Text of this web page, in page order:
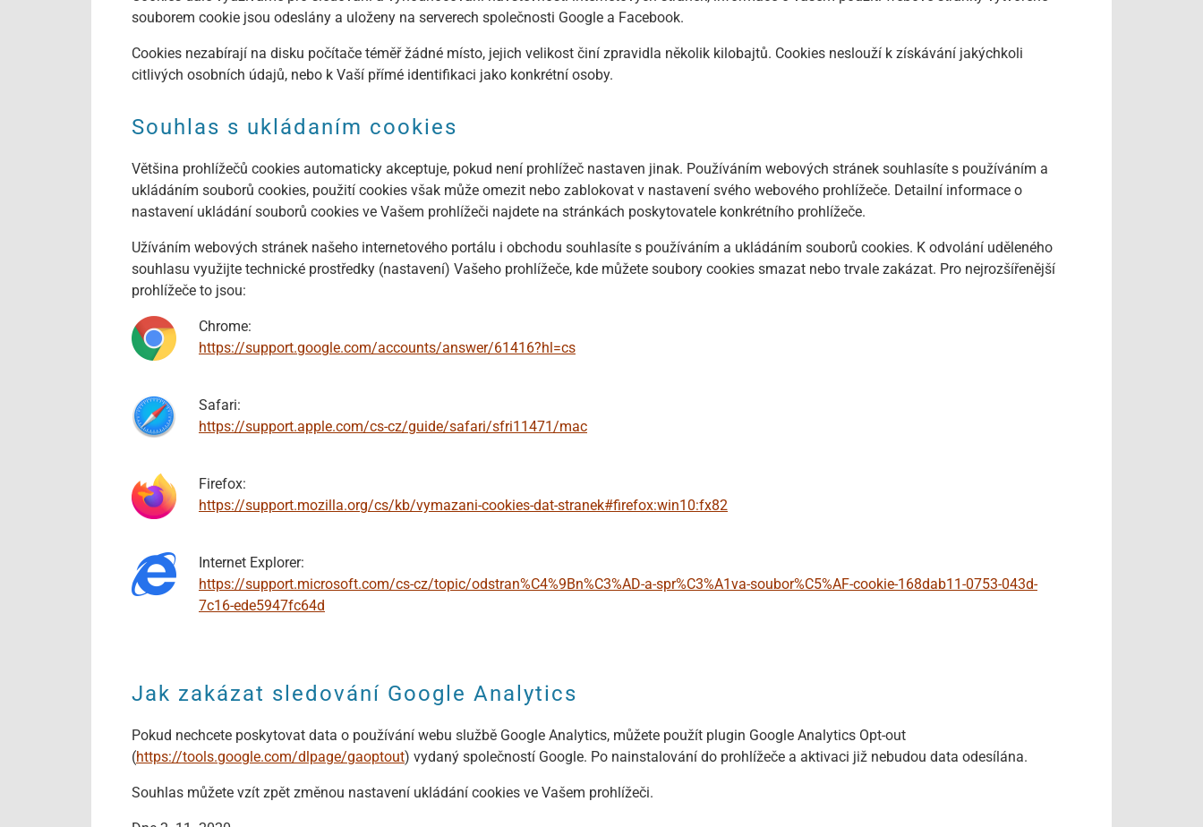
souborem cookie jsou odeslány a uloženy na serverech společnosti Google a Facebook.
Cookies nezabírají na disku počítače téměř žádné místo, jejich velikost činí zpravidla několik kilobajtů. Cookies neslouží k získávání jakýchkoli
citlivých osobních údajů, nebo k Vaší přímé identifikaci jako konkrétní osoby.
Souhlas s ukládaním cookies
Většina prohlížečů cookies automaticky akceptuje, pokud není prohlížeč nastaven jinak. Používáním webových stránek souhlasíte s používáním a
ukládáním souborů cookies, použití cookies však může omezit nebo zablokovat v nastavení svého webového prohlížeče. Detailní informace o
nastavení ukládání souborů cookies ve Vašem prohlížeči najdete na stránkách poskytovatele konkrétního prohlížeče.
Užíváním webových stránek našeho internetového portálu i obchodu souhlasíte s používáním a ukládáním souborů cookies. K odvolání uděleného
souhlasu využijte technické prostředky (nastavení) Vašeho prohlížeče, kde můžete soubory cookies smazat nebo trvale zakázat. Pro nejrozšířenější
prohlížeče to jsou:
Chrome:
https://support.google.com/accounts/answer/61416?hl=cs
Safari:
https://support.apple.com/cs-cz/guide/safari/sfri11471/mac
Firefox:
https://support.mozilla.org/cs/kb/vymazani-cookies-dat-stranek#firefox:win10:fx82
Internet Explorer:
https://support.microsoft.com/cs-cz/topic/odstran%C4%9Bn%C3%AD-a-spr%C3%A1va-soubor%C5%AF-cookie-168dab11-0753-043d-
7c16-ede5947fc64d
Jak zakázat sledování Google Analytics
Pokud nechcete poskytovat data o používání webu službě Google Analytics, můžete použít plugin Google Analytics Opt-out
(https://tools.google.com/dlpage/gaoptout) vydaný společností Google. Po nainstalování do prohlížeče a aktivaci již nebudou data odesílána.
Souhlas můžete vzít zpět změnou nastavení ukládání cookies ve Vašem prohlížeči.